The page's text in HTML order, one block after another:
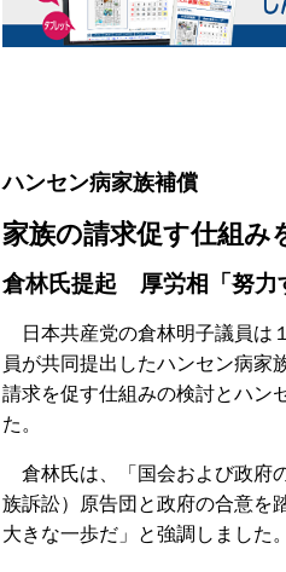
ハンセン病家族補償
家族の請求促す仕組み
倉林氏提起 厚労相「努力
日本共産党の倉林明子議員は
員が共同提出したハンセン病家
請求を促す仕組みの検討とハン
た。
倉林氏は、「国会および政府
族訴訟）原告団と政府の合意を
大きな一歩だ」と強調しました。